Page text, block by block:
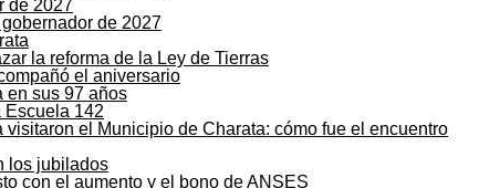
de 2027
la reforma de la Ley de Tierras
en sus 97 años
el Municipio de Charata: cómo fue el encuentro
con el aumento y el bono de ANSES